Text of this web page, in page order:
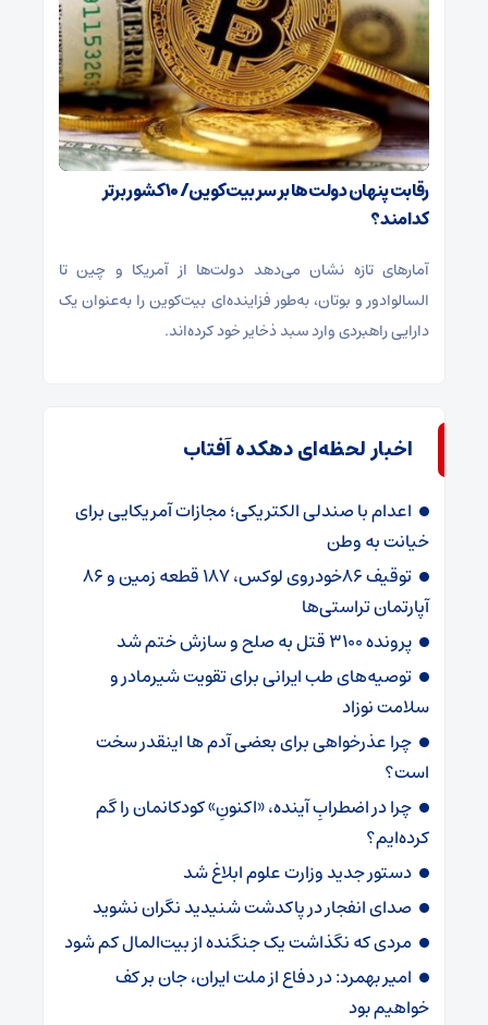
رقابت پنهان دولت‌ها بر سر بیت‌کوین/ ۱۰ کشور برتر
کدامند؟
آمارهای تازه نشان می‌دهد دولت‌ها از آمریکا و چین تا
السالوادور و بوتان، به‌طور فزاینده‌ای بیت‌کوین را به‌عنوان یک
دارایی راهبردی وارد سبد ذخایر خود کرده‌اند.
اخبار لحظه‌ای دهکده آفتاب
اعدام با صندلی الکتریکی؛ مجازات آمریکایی برای
خیانت به وطن
توقیف 86خودروی لوکس، 187 قطعه زمین و 86
آپارتمان تراستی‌ها
پرونده 3100 قتل به صلح و سازش ختم شد
توصیه‌های طب ایرانی برای تقویت شیرمادر و
سلامت نوزاد
چرا عذرخواهی برای بعضی آدم ها اینقدر سخت
است؟
چرا در اضطرابِ آینده، «اکنونِ» کودکانمان را گم
کرده‌ایم؟
دستور جدید وزارت علوم ابلاغ شد
صدای انفجار در پاکدشت شنیدید نگران نشوید
مردی که نگذاشت یک جنگنده از بیت‌المال کم شود
امیر بهمرد: در دفاع از ملت ایران، جان بر کف
خواهیم بود